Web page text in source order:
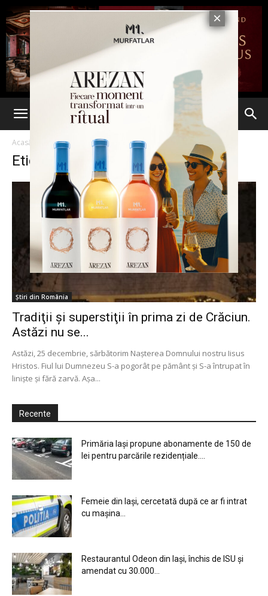
Acasă Etichete Prima zi de craciun
Etichetă: prima zi de craciun
Știri din România
Tradiţii şi superstiţii în prima zi de Crăciun.
Astăzi nu se...
Astăzi, 25 decembrie, sărbătorim Naşterea Domnului nostru Iisus
Hristos. Fiul lui Dumnezeu S-a pogorât pe pământ şi S-a întrupat în
linişte şi fără zarvă. Aşa...
Recente
Primăria Iași propune abonamente de 150 de
lei pentru parcările rezidențiale....
Femeie din Iași, cercetată după ce ar fi intrat
cu mașina...
Restaurantul Odeon din Iași, închis de ISU și
amendat cu 30.000...